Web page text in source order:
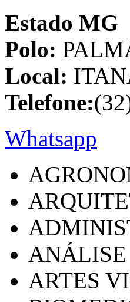
Estado MG
Polo:
Local:
Telefone:
Whatsapp
ANÁLISE
ARTES